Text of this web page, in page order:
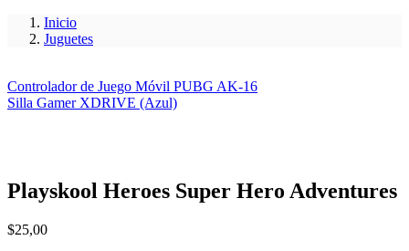
Inicio
Juguetes
Controlador de Juego Móvil PUBG AK-16
Silla Gamer XDRIVE (Azul)
Playskool Heroes Super Hero Adventures
$25,00